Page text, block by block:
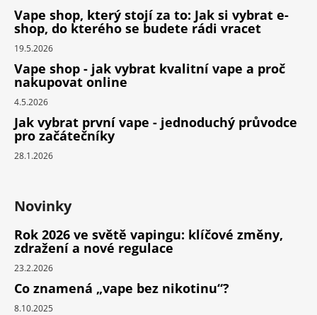
Vape shop, který stojí za to: Jak si vybrat e-
shop, do kterého se budete rádi vracet
19.5.2026
Vape shop - jak vybrat kvalitní vape a proč
nakupovat online
4.5.2026
Jak vybrat první vape - jednoduchý průvodce
pro začátečníky
28.1.2026
Novinky
Rok 2026 ve světě vapingu: klíčové změny,
zdražení a nové regulace
23.2.2026
Co znamená „vape bez nikotinu“?
8.10.2025